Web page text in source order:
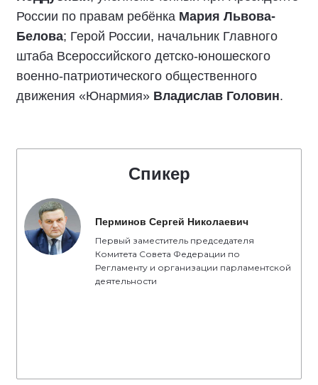
России по правам ребёнка Мария Львова-
Белова; Герой России, начальник Главного
штаба Всероссийского детско-юношеского
военно-патриотического общественного
движения «Юнармия» Владислав Головин.
Спикер
Перминов Сергей Николаевич
Первый заместитель председателя
Комитета Совета Федерации по
Регламенту и организации парламентской
деятельности